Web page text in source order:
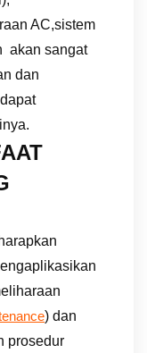
AC,sistem
akan sangat
dan
) dan
prosedur